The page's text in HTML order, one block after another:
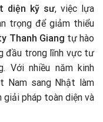
diện kỹ sư, việc lựa
trọng để giảm thiểu
Thanh Giang tự hào
đầu trong lĩnh vực tư
Với nhiều năm kinh
Nam sang Nhật làm
giải pháp toàn diện và